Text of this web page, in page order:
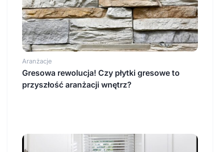
Aranżacje
Gresowa rewolucja! Czy płytki gresowe to
przyszłość aranżacji wnętrz?